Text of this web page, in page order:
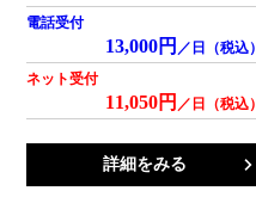
電話受付
13,000円 ／日（税込）
ネット受付
11,050円 ／日（税込）
詳細をみる